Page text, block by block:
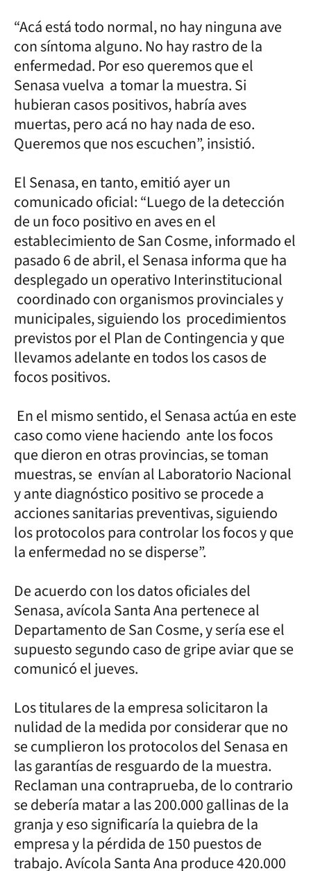
“Acá está todo normal, no hay ninguna ave
con síntoma alguno. No hay rastro de la
enfermedad. Por eso queremos que el
Senasa vuelva a tomar la muestra. Si
hubieran casos positivos, habría aves
muertas, pero acá no hay nada de eso.
Queremos que nos escuchen”, insistió.
El Senasa, en tanto, emitió ayer un
comunicado oficial: “Luego de la detección
de un foco positivo en aves en el
establecimiento de San Cosme, informado el
pasado 6 de abril, el Senasa informa que ha
desplegado un operativo Interinstitucional
coordinado con organismos provinciales y
municipales, siguiendo los procedimientos
previstos por el Plan de Contingencia y que
llevamos adelante en todos los casos de
focos positivos.
En el mismo sentido, el Senasa actúa en este
caso como viene haciendo ante los focos
que dieron en otras provincias, se toman
muestras, se envían al Laboratorio Nacional
y ante diagnóstico positivo se procede a
acciones sanitarias preventivas, siguiendo
los protocolos para controlar los focos y que
la enfermedad no se disperse”.
De acuerdo con los datos oficiales del
Senasa, avícola Santa Ana pertenece al
Departamento de San Cosme, y sería ese el
supuesto segundo caso de gripe aviar que se
comunicó el jueves.
Los titulares de la empresa solicitaron la
nulidad de la medida por considerar que no
se cumplieron los protocolos del Senasa en
las garantías de resguardo de la muestra.
Reclaman una contraprueba, de lo contrario
se debería matar a las 200.000 gallinas de la
granja y eso significaría la quiebra de la
empresa y la pérdida de 150 puestos de
trabajo. Avícola Santa Ana produce 420.000